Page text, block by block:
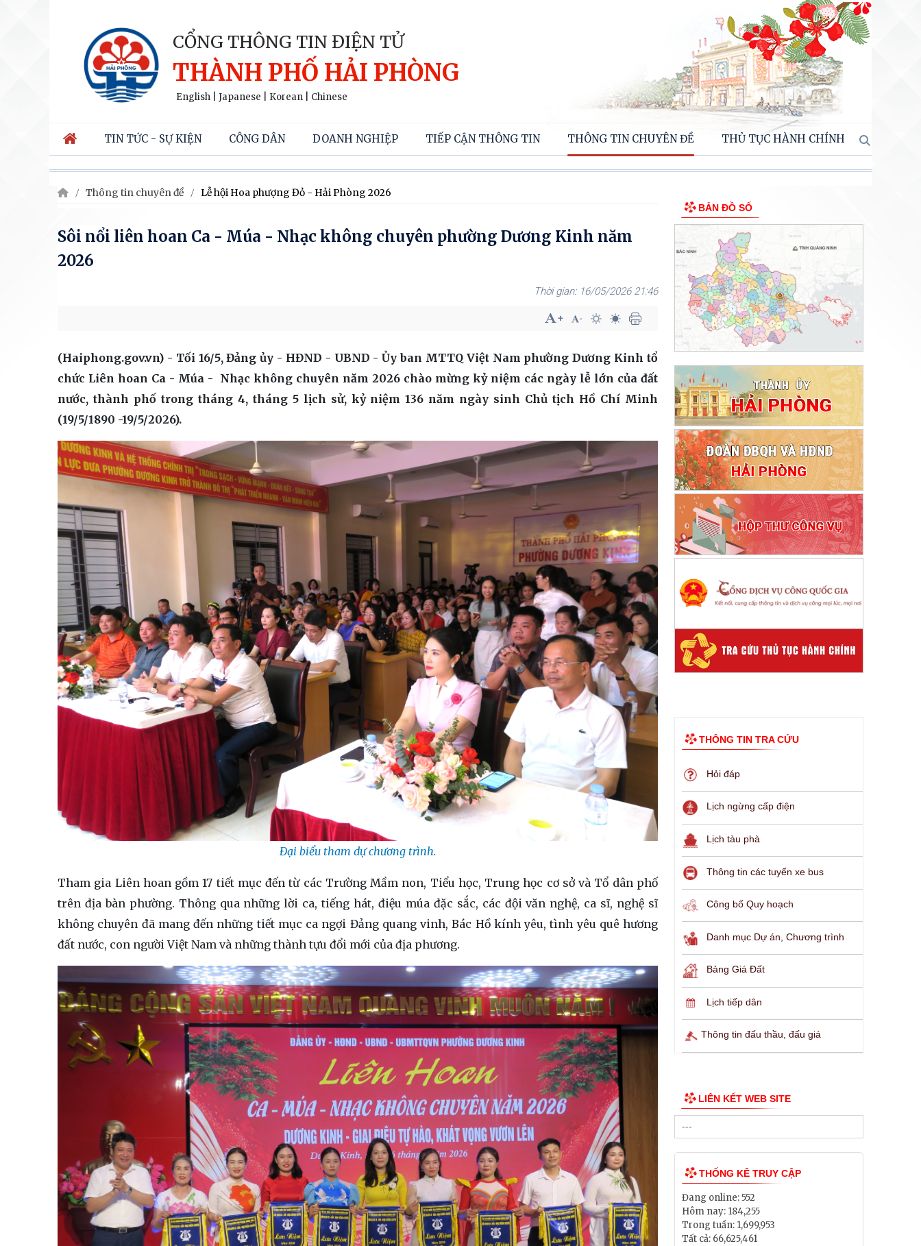
CỔNG THÔNG TIN ĐIỆN TỬ
THÀNH PHỐ HẢI PHÒNG
English Japanese Korean Chinese
TIN TỨC - SỰ KIỆN CÔNG DÂN DOANH NGHIỆP TIẾP CẬN THÔNG TIN THÔNG TIN CHUYÊN ĐỀ THỦ TỤC HÀNH CHÍNH
Thông tin chuyên đề Lễ hội Hoa phượng Đỏ - Hải Phòng 2026
Sôi nổi liên hoan Ca - Múa - Nhạc không chuyên phường Dương Kinh năm
2026
16/05/2026 21:46
(Haiphong.gov.vn) - Tối 16/5, Đảng ủy - HĐND - UBND - Ủy ban MTTQ Việt Nam phường Dương Kinh tổ
chức Liên hoan Ca - Múa - Nhạc không chuyên năm 2026 chào mừng kỷ niệm các ngày lễ lớn của đất
nước, thành phố trong tháng 4, tháng 5 lịch sử, kỷ niệm 136 năm ngày sinh Chủ tịch Hồ Chí Minh
(19/5/1890 -19/5/2026).
Đại biểu tham dự chương trình.
Tham gia Liên hoan gồm 17 tiết mục đến từ các Trường Mầm non, Tiểu học, Trung học cơ sở và Tổ dân phố
trên địa bàn phường. Thông qua những lời ca, tiếng hát, điệu múa đặc sắc, các đội văn nghệ, ca sĩ, nghệ sĩ
không chuyên đã mang đến những tiết mục ca ngợi Đảng quang vinh, Bác Hồ kính yêu, tình yêu quê hương
đất nước, con người Việt Nam và những thành tựu đổi mới của địa phương.
BẢN ĐỒ SỐ
THÔNG TIN TRA CỨU
Hỏi đáp
Lịch ngừng cấp điện
Lịch tàu phà
Thông tin các tuyến xe bus
Công bố Quy hoạch
Danh mục Dự án, Chương trình
Bảng Giá Đất
Lịch tiếp dân
Thông tin đấu thầu, đấu giá
LIÊN KẾT WEB SITE
THỐNG KÊ TRUY CẬP
Đang online:552
Hôm nay: 184,255
Trong tuần: 1,699,953
Tất cả: 66,625,461